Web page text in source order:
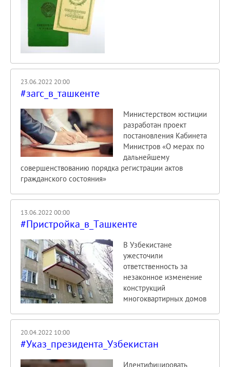
23.06.2022 20:00
#загс_в_ташкенте
Министерством юстиции
разработан проект
постановления Кабинета
Министров «О мерах по
дальнейшему
совершенствованию порядка регистрации актов
гражданского состояния»
13.06.2022 00:00
#Пристройка_в_Ташкенте
В Узбекистане
ужесточили
ответственность за
незаконное изменение
конструкций
многоквартирных домов
20.04.2022 10:00
#Указ_президента_Узбекистан
Идентифицировать